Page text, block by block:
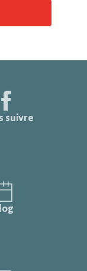
suivre